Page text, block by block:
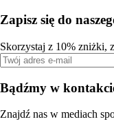
Zapisz się do
Skorzystaj z 10% zniżki,
Bądźmy w
Znajdź nas w mediach